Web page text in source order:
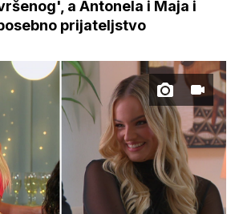
a Antonela i Maja i
prijateljstvo